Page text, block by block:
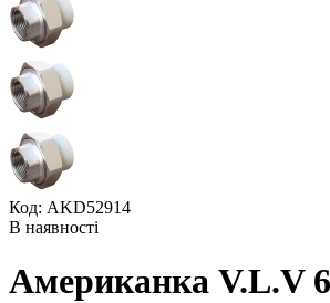
Код: AKD52914
В наявності
Американка V.L.V